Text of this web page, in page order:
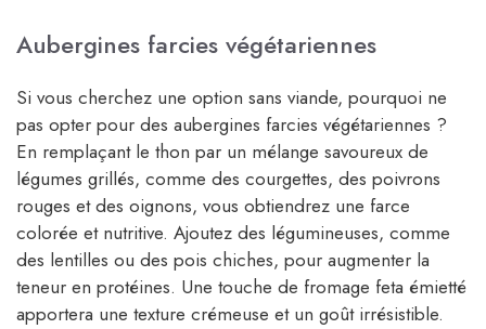
Aubergines farcies végétariennes
Si vous cherchez une option sans viande, pourquoi ne
pas opter pour des aubergines farcies végétariennes ?
En remplaçant le thon par un mélange savoureux de
légumes grillés, comme des courgettes, des poivrons
rouges et des oignons, vous obtiendrez une farce
colorée et nutritive. Ajoutez des légumineuses, comme
des lentilles ou des pois chiches, pour augmenter la
teneur en protéines. Une touche de fromage feta émietté
apportera une texture crémeuse et un goût irrésistible.